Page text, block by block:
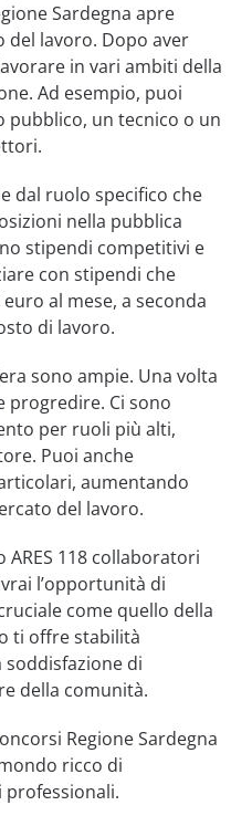
Sardegna apre
lavoro. Dopo aver
in vari ambiti della
Ad esempio, puoi
pubblico, un tecnico o un
dal ruolo specifico che
nella pubblica
stipendi competitivi e
con stipendi che
al mese, a seconda
di lavoro.
sono ampie. Una volta
progredire. Ci sono
per ruoli più alti,
Puoi anche
aumentando
del lavoro.
118 collaboratori
l’opportunità di
come quello della
ti offre stabilità
soddisfazione di
della comunità.
Regione Sardegna
ricco di